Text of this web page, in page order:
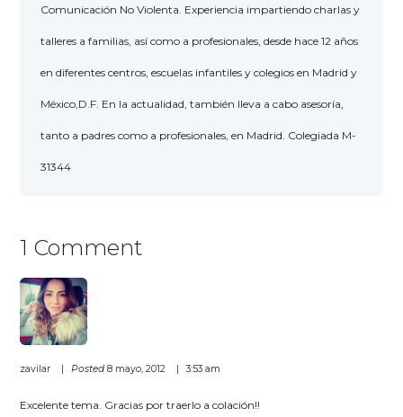
Comunicación No Violenta. Experiencia impartiendo charlas y
talleres a familias, así como a profesionales, desde hace 12 años
en diferentes centros, escuelas infantiles y colegios en Madrid y
México,D.F. En la actualidad, también lleva a cabo asesoría,
tanto a padres como a profesionales, en Madrid. Colegiada M-
31344
1 Comment
zavilar Posted 8 mayo, 2012 3:53 am
Excelente tema. Gracias por traerlo a colación!!